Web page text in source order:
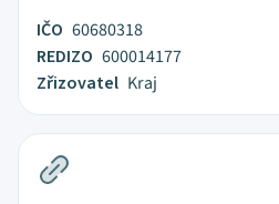
IČO 60680318
REDIZO 600014177
Zřizovatel Kraj